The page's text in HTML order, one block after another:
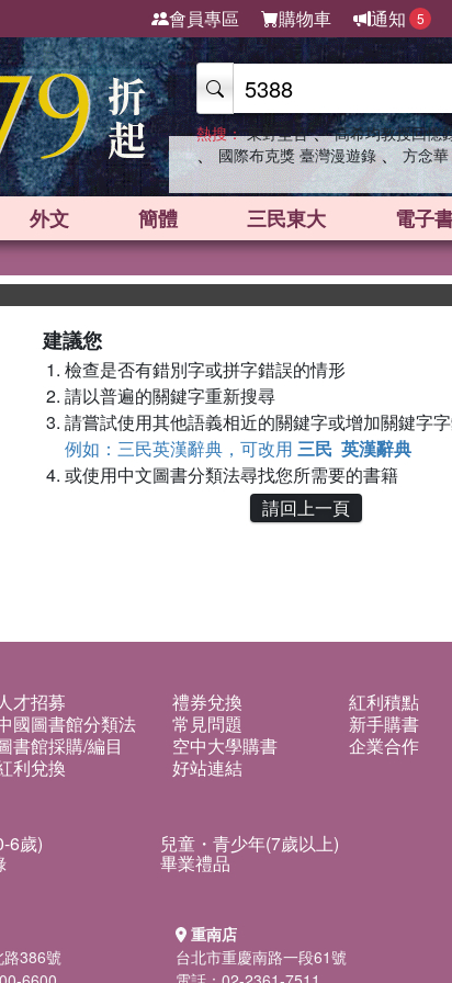
會員專區 購物車 通知 5
熱搜： 東野圭吾 、 高希均教授回憶
、 國際布克獎 臺灣漫遊錄 、 方念華
外文 簡體 三民東大 電子
建議您
檢查是否有錯別字或拼字錯誤的情形
請以普遍的關鍵字重新搜尋
請嘗試使用其他語義相近的關鍵字或增加關鍵字
例如：三民英漢辭典，可改用 三民 英漢辭典
或使用中文圖書分類法尋找您所需要的書籍
請回上一頁
人才招募 禮券兌換
紅利積點
國圖書館分類法 常見問題
新手購書
書館採購/編目 空中大學購書
企業合作
利兌換 好站連結
6歲) 兒童・青少年(7歲以上)
畢業禮品
路386號
重南店
台北市重慶南路一段61號